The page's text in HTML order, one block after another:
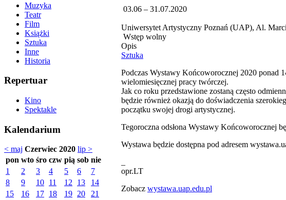
Muzyka
Teatr
Film
Książki
Sztuka
Inne
Historia
Repertuar
Kino
Spektakle
Kalendarium
< maj Czerwiec 2020 lip >
pon wto śro czw pią sob nie
1
2 3 4 5 6
7
8
9 10 11 12 13
14
15
16 17 18 19 20
21
03.06 – 31.07.2020
Uniwersytet Artystyczny Poznań (UAP), Al.
Wstęp wolny
Opis
Sztuka
Podczas Wystawy Końcoworocznej 2020 ponad
wielomiesięcznej pracy twórczej.
Jak co roku przedstawione zostaną często
będzie również okazją do doświadczenia
początku swojej drogi artystycznej.
Tegoroczna odsłona Wystawy Końcoworocznej
Wystawa będzie dostępna pod adresem
opr.LT
Zobacz wystawa.uap.edu.pl